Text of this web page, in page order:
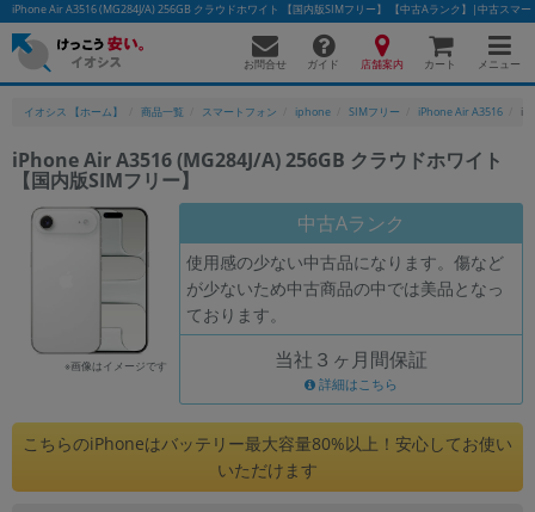
iPhone Air A3516 (MG284J/A) 256GB クラウドホワイト 【国内版SIMフリー】 【中古Aランク】|中古スマ
お問合せ ガイド 店舗案内 カート メニュー
イオシス 【ホーム】 商品一覧 スマートフォン iphone SIMフリー iPhone Air A3516
iPhone Air A3516 (MG284J/A) 256GB クラウドホワイト
【国内版SIMフリー】
※画像はイメージです
中古Aランク
使用感の少ない中古品になります。傷など
が少ないため中古商品の中では美品となっ
ております。
当社３ヶ月間保証
詳細はこちら
こちらのiPhoneはバッテリー最大容量80%以上！安心してお使い
いただけます
かんたんパソコン検索に切り替える
人気の検索ワード： Let's note
「スマートフォン」「タブレット」など
シリーズ